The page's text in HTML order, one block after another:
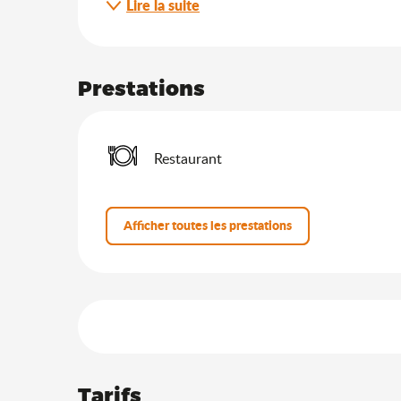
Lire la suite
Prestations
Restaurant
Afficher toutes les prestations
Tarifs